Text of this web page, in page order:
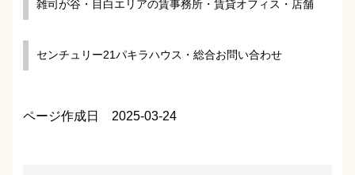
雑司が谷・目白エリアの賃事務所・賃貸オフィス・店舗
センチュリー21パキラハウス・総合お問い合わせ
ページ作成日 2025-03-24